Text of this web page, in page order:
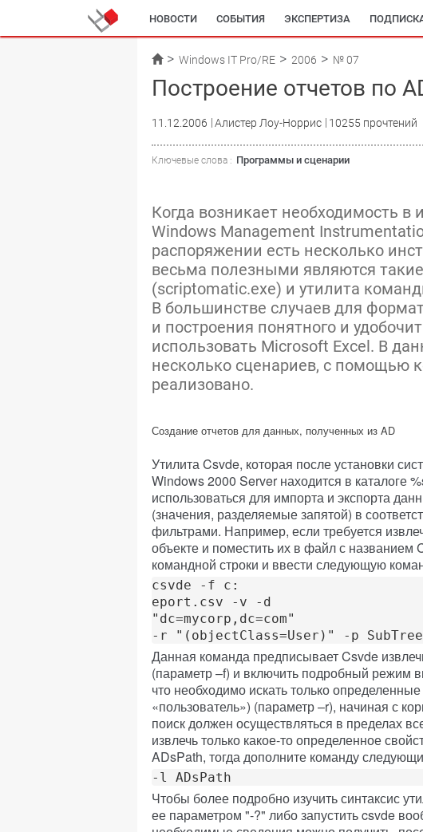
НОВОСТИ СОБЫТИЯ ЭКСПЕРТИЗА
Windows IT Pro/RE 2006 № 07
Построение отчетов по
11.12.2006 Алистер Лоу-Норрис 10255 прочтений
Ключевые слова : Программы и сценарии
Когда возникает необходимость
Windows Management
распоряжении есть несколько
весьма полезными являются
(scriptomatic.exe) и утилита
В большинстве случаев для
и построения понятного и
использовать Microsoft Excel. В
несколько сценариев, с помощью
реализовано.
Создание отчетов для данных, полученных из AD
Утилита Csvde, которая после установки
Windows 2000 Server находится в каталоге
использоваться для импорта и экспорта
(значения, разделяемые запятой) в
фильтрами. Например, если требуется
объекте и поместить их в файл с названием
командной строки и ввести следующую
csvde -f c:
eport.csv -v -d
"dc=mycorp,dc=com"
-r "(objectClass=User)" -p SubTree
Данная команда предписывает Csvde
(параметр –f) и включить подробный режим
что необходимо искать только
«пользователь») (параметр –r), начиная с
поиск должен осуществляться в пределах
извлечь только какое-то определенное
ADsPath, тогда дополните команду
-l ADsPath
Чтобы более подробно изучить синтаксис
ее параметром "-?" либо запустить csvde